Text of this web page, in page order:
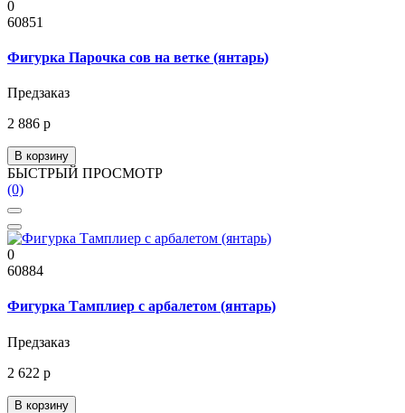
0
60851
Фигурка Парочка сов на ветке (янтарь)
Предзаказ
2 886 р
В корзину
БЫСТРЫЙ ПРОСМОТР
(0)
0
60884
Фигурка Тамплиер с арбалетом (янтарь)
Предзаказ
2 622 р
В корзину